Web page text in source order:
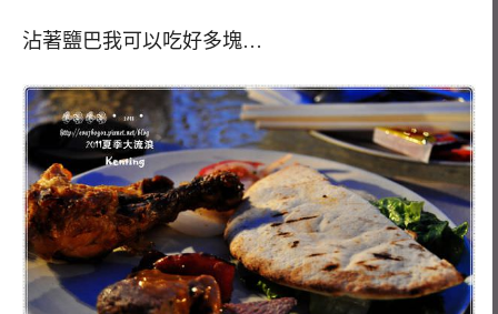
沾著鹽巴我可以吃好多塊…